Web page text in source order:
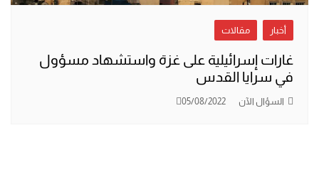
أخبار مقالات
غارات إسرائيلية على غزة واستشهاد مسؤول
في سرايا القدس
السؤال الآن 05/08/2022